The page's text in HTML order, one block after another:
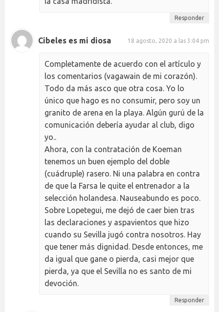
Responder
Cibeles es mi diosa 18 agosto, 2020 a las 3:04 pm
Completamente de acuerdo con el artículo y
los comentarios (vagawain de mi corazón).
Todo da más asco que otra cosa. Yo lo
único que hago es no consumir, pero soy un
granito de arena en la playa. Algún gurú de la
comunicación debería ayudar al club, digo
yo..
Ahora, con la contratación de Koeman
tenemos un buen ejemplo del doble
(cuádruple) rasero. Ni una palabra en contra
de que la Farsa le quite el entrenador a la
selección holandesa. Nauseabundo es poco.
Sobre Lopetegui, me dejó de caer bien tras
las declaraciones y aspavientos que hizo
cuando su Sevilla jugó contra nosotros. Hay
que tener más dignidad. Desde entonces, me
da igual que gane o pierda, casi mejor que
pierda, ya que el Sevilla no es santo de mi
devoción.
Responder